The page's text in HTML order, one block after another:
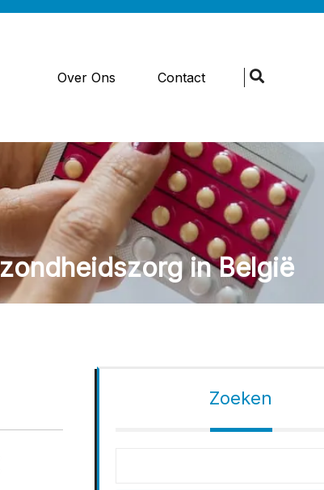
Over Ons Contact
in België
Zoeken